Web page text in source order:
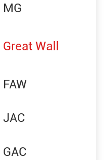
MG
Great Wall
FAW
JAC
GAC